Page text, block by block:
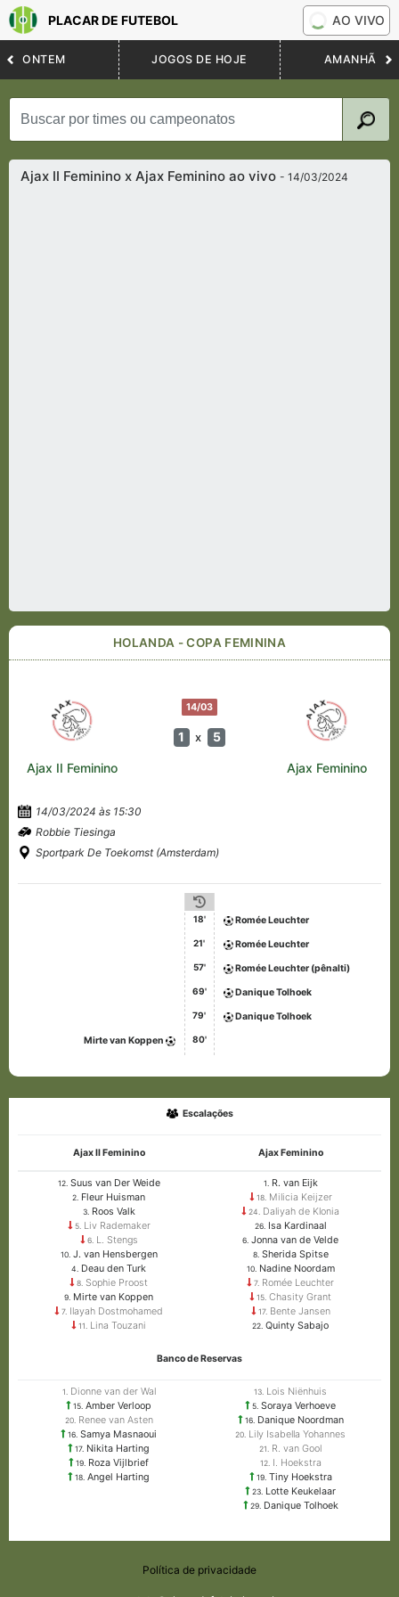
PLACAR DE FUTEBOL AO VIVO
ONTEM JOGOS DE HOJE AMANHÃ
Ajax II Feminino x Ajax Feminino ao vivo- 14/03/2024
HOLANDA - COPA FEMININA
14/03
1 x 5
Ajax II Feminino Ajax Feminino
14/03/2024 às 15:30
Robbie Tiesinga
Sportpark De Toekomst (Amsterdam)
18' Romée Leuchter
21' Romée Leuchter
57' Romée Leuchter (pênalti)
69' Danique Tolhoek
79' Danique Tolhoek
Mirte van Koppen 80'
Escalações
Ajax II Feminino Ajax Feminino
12.Suus van Der Weide
2. Fleur Huisman
3.Roos Valk
5.Liv Rademaker
6.L. Stengs
10.J. van Hensbergen
4. Deau den Turk
8. Sophie Proost
9. Mirte van Koppen
7. Ilayah Dostmohamed
11. Lina Touzani
1. R. van Eijk
18.Milicia Keijzer
24. Daliyah de Klonia
26.Isa Kardinaal
6. Jonna van de Velde
8.Sherida Spitse
10.Nadine Noordam
7. Romée Leuchter
15. Chasity Grant
17.Bente Jansen
22. Quinty Sabajo
Banco de Reservas
1. Dionne van der Wal
15. Amber Verloop
20.Renee van Asten
16. Samya Masnaoui
17. Nikita Harting
19. Roza Vijlbrief
18. Angel Harting
13. Lois Niënhuis
5. Soraya Verhoeve
16.Danique Noordman
20. Lily Isabella Yohannes
21. R. van Gool
12.I. Hoekstra
19.Tiny Hoekstra
23. Lotte Keukelaar
29.Danique Tolhoek
Política de privacidade